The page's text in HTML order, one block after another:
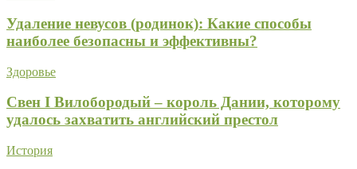
Удаление невусов (родинок): Какие способы
наиболее безопасны и эффективны?
Здоровье
Свен I Вилобородый – король Дании, которому
удалось захватить английский престол
История